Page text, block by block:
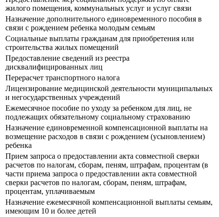
жилого помещения, коммунальных услуг и услуг связи
Назначение дополнительного единовременного пособия в
связи с рождением ребенка молодым семьям
Социальные выплаты гражданам для приобретения или
строительства жилых помещений
Предоставление сведений из реестра
дисквалифицированных лиц
Перерасчет транспортного налога
Лицензирование медицинской деятельности муниципальных
и негосударственных учреждений
Ежемесячное пособие по уходу за ребенком для лиц, не
подлежащих обязательному социальному страхованию
Назначение единовременной компенсационной выплаты на
возмещение расходов в связи с рождением (усыновлением)
ребенка
Прием запроса о предоставлении акта совместной сверки
расчетов по налогам, сборам, пеням, штрафам, процентам (в
части приема запроса о предоставлении акта совместной
сверки расчетов по налогам, сборам, пеням, штрафам,
процентам, уплачиваемым
Назначение ежемесячной компенсационной выплаты семьям,
имеющим 10 и более детей